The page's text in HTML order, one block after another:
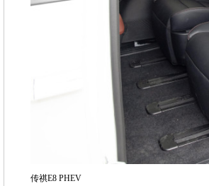
传祺E8 PHEV